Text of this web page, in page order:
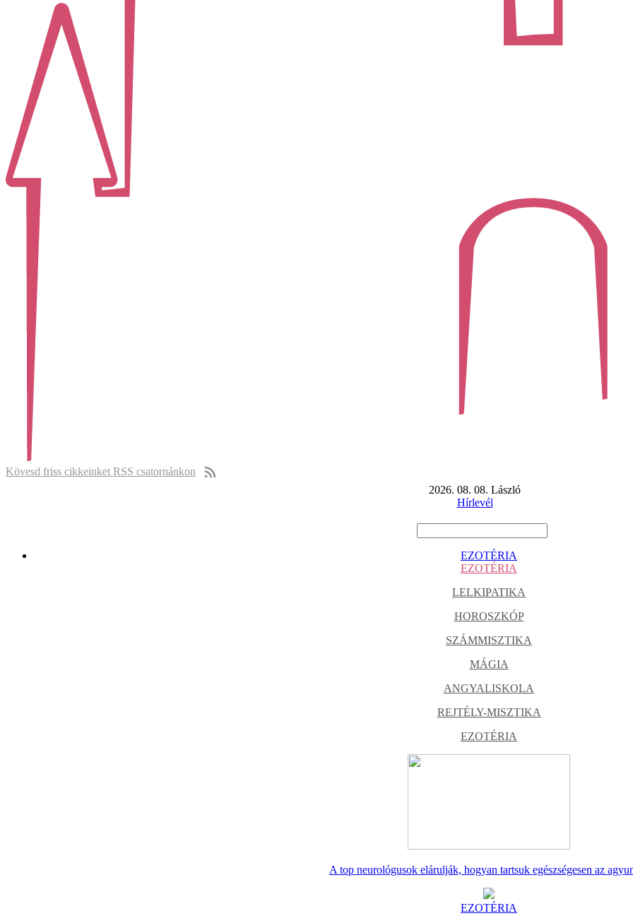
Kövesd friss cikkeinket RSS csatornánkon
2026. 08. 08. László
Hírlevél
EZOTÉRIA
EZOTÉRIA
LELKIPATIKA
HOROSZKÓP
SZÁMMISZTIKA
MÁGIA
ANGYALISKOLA
REJTÉLY-MISZTIKA
EZOTÉRIA
A top neurológusok elárulják, hogyan tartsuk egészségesen az
EZOTÉRIA